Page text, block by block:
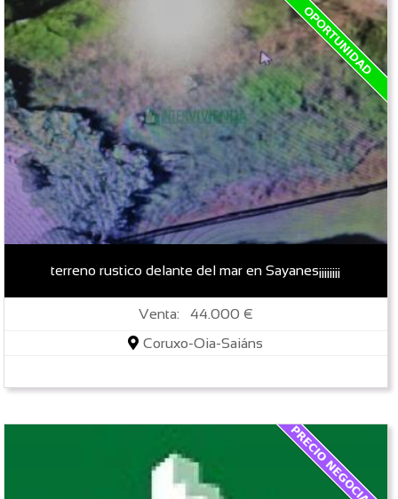
terreno rustico delante del mar en Sayanes¡¡¡¡¡¡¡¡
Venta: 44.000 €
Coruxo-Oia-Saiáns